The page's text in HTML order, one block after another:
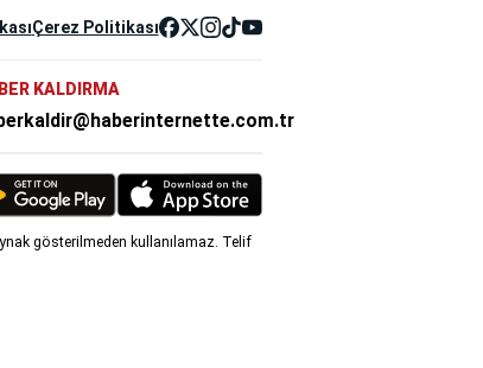
Çerez Politikası
KALDIRMA
gösterilmeden kullanılamaz. Telif